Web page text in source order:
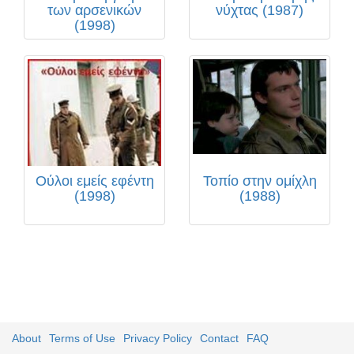
των αρσενικών
(1998)
νύχτας (1987)
Ούλοι εμείς εφέντη
(1998)
Τοπίο στην ομίχλη
(1988)
About Terms of Use Privacy Policy Contact FAQ